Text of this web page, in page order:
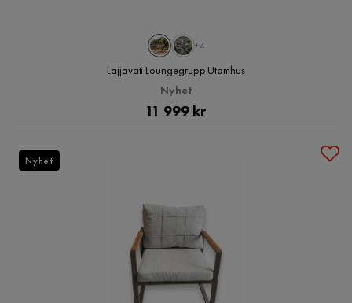
+4
Lajjavati Loungegrupp Utomhus
Nyhet
Pris
11 999 kr
Nyhet